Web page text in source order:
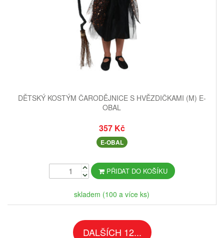
DĚTSKÝ KOSTÝM ČARODĚJNICE S HVĚZDIČKAMI (M) E-
OBAL
357 Kč
E-OBAL
PŘIDAT DO KOŠÍKU
skladem (100 a více ks)
DALŠÍCH 12...